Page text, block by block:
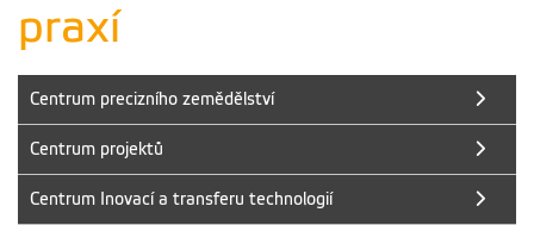
praxí
Centrum precizního zemědělství
Centrum projektů
Centrum Inovací a transferu technologií